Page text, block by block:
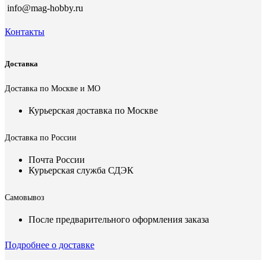
info@mag-hobby.ru
Контакты
Доставка
Доставка по Москве и МО
Курьерская доставка по Москве
Доставка по России
Почта России
Курьерская служба СДЭК
Самовывоз
После предварительного оформления заказа
Подробнее о доставке